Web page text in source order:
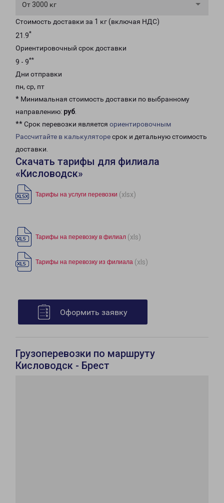
От 3000 кг
Стоимость доставки за 1 кг (включая НДС)
21.9*
Ориентировочный срок доставки
9 - 9**
Дни отправки
пн, ср, пт
* Минимальная стоимость доставки по выбранному
направлению: руб.
** Срок перевозки является ориентировочным
Рассчитайте в калькуляторесрок и детальную стоимость
доставки.
Скачать тарифы для филиала
«Кисловодск»
Тарифы на услуги перевозки (xlsx)
Тарифы на перевозку в филиал (xls)
Тарифы на перевозку из филиала (xls)
Оформить заявку
Грузоперевозки по маршруту
Кисловодск - Брест